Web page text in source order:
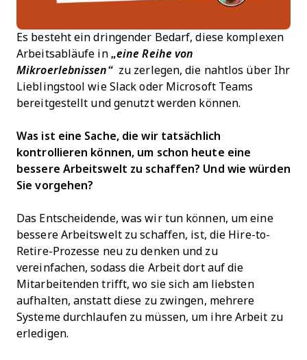
Es besteht ein dringender Bedarf, diese komplexen
Arbeitsabläufe in „eine Reihe von
Mikroerlebnissen“ zu zerlegen, die nahtlos über Ihr
Lieblingstool wie Slack oder Microsoft Teams
bereitgestellt und genutzt werden können.
Was ist eine Sache, die wir tatsächlich
kontrollieren können, um schon heute eine
bessere Arbeitswelt zu schaffen? Und wie würden
Sie vorgehen?
Das Entscheidende, was wir tun können, um eine
bessere Arbeitswelt zu schaffen, ist, die Hire-to-
Retire-Prozesse neu zu denken und zu
vereinfachen, sodass die Arbeit dort auf die
Mitarbeitenden trifft, wo sie sich am liebsten
aufhalten, anstatt diese zu zwingen, mehrere
Systeme durchlaufen zu müssen, um ihre Arbeit zu
erledigen.